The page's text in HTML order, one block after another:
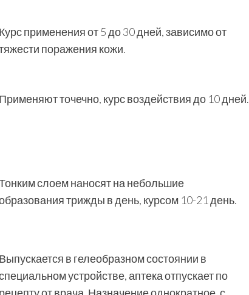
Курс применения от 5 до 30 дней, зависимо от
поражения кожи.
Применяют точечно, курс воздействия до 10 дней.
слоем наносят на небольшие
трижды в день, курсом 10-21 день.
Выпускается в гелеобразном состоянии в
устройстве, аптека отпускает по